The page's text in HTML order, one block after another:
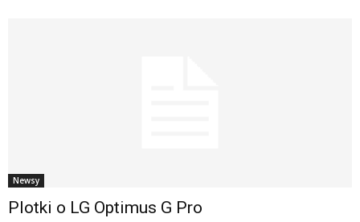
Newsy
Plotki o LG Optimus G Pro